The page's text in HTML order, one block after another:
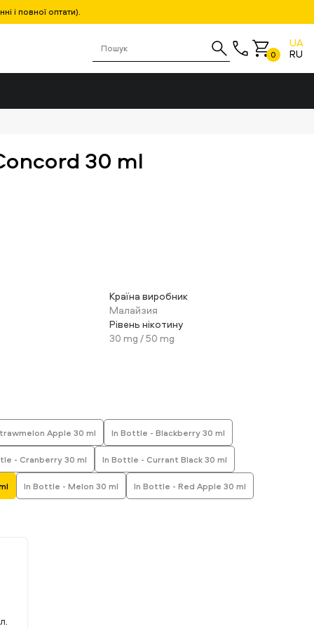
і повної оптати).
0
UA
RU
30 ml
Країна виробник
Малайзия
Рівень нікотину
30 mg / 50 mg
Apple 30 ml In Bottle - Blackberry 30 ml
- Cranberry 30 ml In Bottle - Currant Black 30 ml
In Bottle - Melon 30 ml In Bottle - Red Apple 30 ml